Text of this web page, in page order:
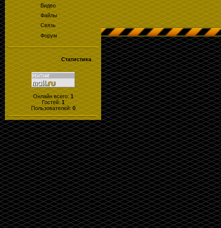
Видео
Файлы
Связь
Форум
Статистика
Онлайн всего: 1
Гостей: 1
Пользователей: 0